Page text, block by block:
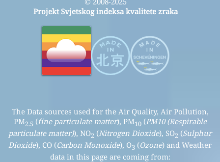
Projekt Svjetskog indeksa kvalitete zraka
The Data sources used for the Air Quality, Air Pollution,
PM2.5 (fine particulate matter), PM10(PM10 (Respirable
particulate matter)), NO2 (Nitrogen Dioxide), SO2 (Sulphur
Dioxide), CO (Carbon Monoxide), O3 (Ozone) and Weather
data in this page are coming from: